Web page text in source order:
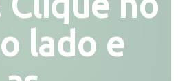
lado e